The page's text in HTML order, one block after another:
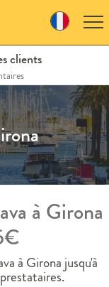
clients
à Girona
à Girona jusqu'à